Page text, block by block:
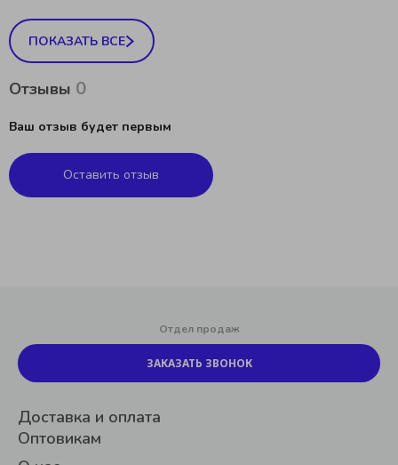
ПОКАЗАТЬ ВСЕ
Отзывы 0
Ваш отзыв будет первым
Оставить отзыв
Доставка и оплата
Оптовикам
Отдел продаж
ЗАКАЗАТЬ ЗВОНОК